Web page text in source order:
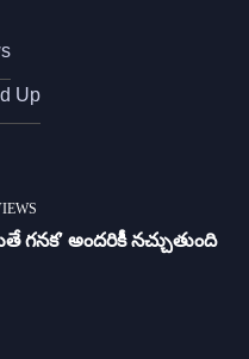
Up
గ‌న‌క‌’ అందరికీ నచ్చుతుంది